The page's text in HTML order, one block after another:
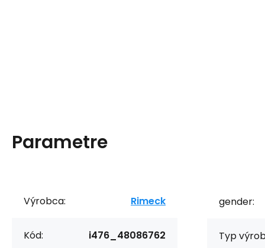
Parametre
Výrobca: Rimeck
Kód: i476_48086762
gender:
Typ